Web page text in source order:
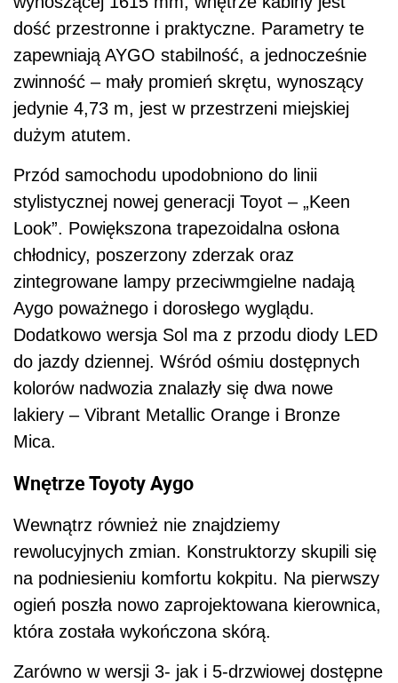
dość przestronne i praktyczne. Parametry te
zapewniają AYGO stabilność, a jednocześnie
zwinność – mały promień skrętu, wynoszący
jedynie 4,73 m, jest w przestrzeni miejskiej
dużym atutem.
Przód samochodu upodobniono do linii
stylistycznej nowej generacji Toyot – „Keen
Look”. Powiększona trapezoidalna osłona
chłodnicy, poszerzony zderzak oraz
zintegrowane lampy przeciwmgielne nadają
Aygo poważnego i dorosłego wyglądu.
Dodatkowo wersja Sol ma z przodu diody LED
do jazdy dziennej. Wśród ośmiu dostępnych
kolorów nadwozia znalazły się dwa nowe
lakiery – Vibrant Metallic Orange i Bronze
Mica.
Wnętrze Toyoty Aygo
Wewnątrz również nie znajdziemy
rewolucyjnych zmian. Konstruktorzy skupili się
na podniesieniu komfortu kokpitu. Na pierwszy
ogień poszła nowo zaprojektowana kierownica,
która została wykończona skórą.
Zarówno w wersji 3- jak i 5-drzwiowej dostępne